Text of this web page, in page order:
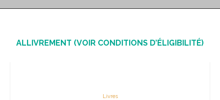
ALLIVREMENT (VOIR CONDITIONS D’ÉLIGIBILITÉ)
Livres